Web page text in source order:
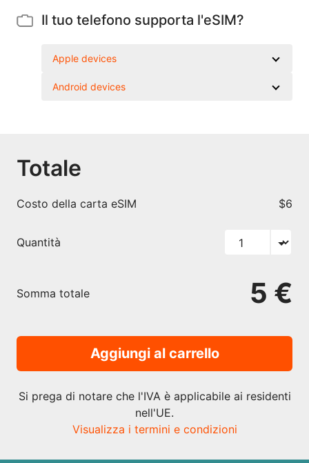
Il tuo telefono supporta l'eSIM?
Apple devices
Android devices
Totale
Costo della carta eSIM $6
Quantità
Somma totale 5 €
Aggiungi al carrello
Si prega di notare che l'IVA è applicabile ai residenti
nell'UE.
Visualizza i termini e condizioni